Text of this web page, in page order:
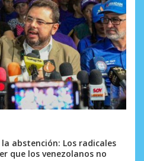
abstención: Los radicales
que los venezolanos no